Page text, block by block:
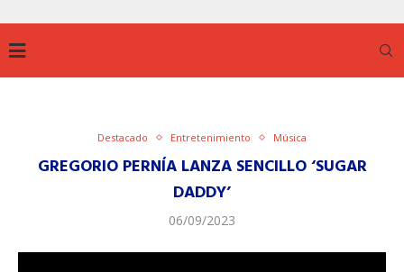
Destacado Entretenimiento Música
GREGORIO PERNÍA LANZA SENCILLO ‘SUGAR
DADDY’
06/09/2023